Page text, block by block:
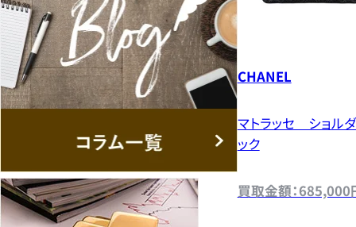
CHANEL
マトラッセ ショル
ック
買取金額：685,000